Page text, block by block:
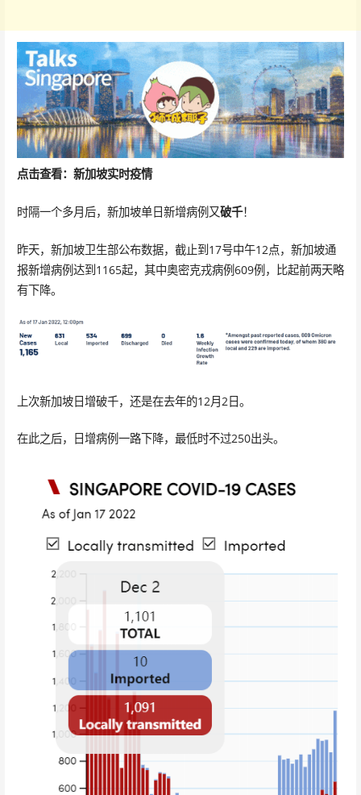
点击查看：新加坡实时疫情
时隔一个多月后，新加坡单日新增病例又破千！
昨天，新加坡卫生部公布数据，截止到17号中午12点，新加坡通
报新增病例达到1165起，其中奥密克戎病例609例，比起前两天略
有下降。
上次新加坡日增破千，还是在去年的12月2日。
在此之后，日增病例一路下降，最低时不过250出头。